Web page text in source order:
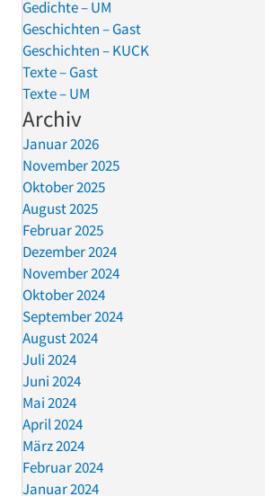
Gedichte – UM
Geschichten – Gast
Geschichten – KUCK
Texte – Gast
Texte – UM
Archiv
Januar 2026
November 2025
Oktober 2025
August 2025
Februar 2025
Dezember 2024
November 2024
Oktober 2024
September 2024
August 2024
Juli 2024
Juni 2024
Mai 2024
April 2024
März 2024
Februar 2024
Januar 2024